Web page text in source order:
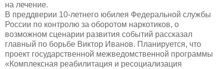
на лечение.
В преддверии 10-летнего юбилея Федеральной службы
России по контролю за оборотом наркотиков, о
возможном сценарии развития событий рассказал
главный по борьбе Виктор Иванов. Планируется, что
проект государственной межведомственной программы
«Комплексная реабилитация и ресоциализация